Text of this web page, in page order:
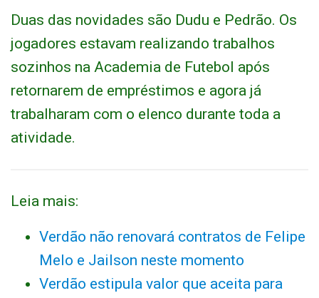
Duas das novidades são Dudu e Pedrão. Os
jogadores estavam realizando trabalhos
sozinhos na Academia de Futebol após
retornarem de empréstimos e agora já
trabalharam com o elenco durante toda a
atividade.
Leia mais:
Verdão não renovará contratos de Felipe
Melo e Jailson neste momento
Verdão estipula valor que aceita para